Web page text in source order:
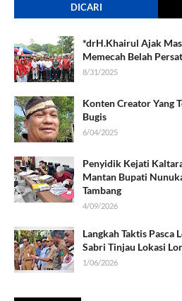
DICARI
*drH.Khairul Ajak
Memecah Belah
8/31/2025
Konten Creator Yang
Bugis
6/04/2025
Penyidik Kejati
Mantan Bupati
Tambang
4/09/2026
Langkah Taktis Pasca
Sabri Tinjau Lokasi
1/06/2026